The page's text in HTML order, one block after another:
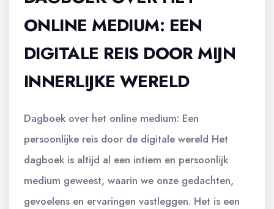
ONLINE MEDIUM: EEN
DIGITALE REIS DOOR MIJN
INNERLIJKE WERELD
Dagboek over het online medium: Een
persoonlijke reis door de digitale wereld Het
dagboek is altijd al een intiem en persoonlijk
medium geweest, waarin we onze gedachten,
gevoelens en ervaringen vastleggen. Het is een